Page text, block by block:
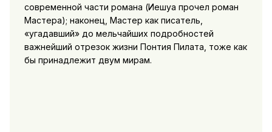
современной части романа (Иешуа прочел роман
Мастера); наконец, Мастер как писатель,
«угадавший» до мельчайших подробностей
важнейший отрезок жизни Понтия Пилата, тоже как
бы принадлежит двум мирам.